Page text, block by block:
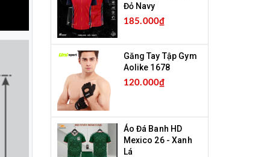
Đỏ Navy
185.000₫
Găng Tay Tập Gym
Aolike 1678
120.000₫
Áo Đá Banh HD
Mexico 26 - Xanh
Lá